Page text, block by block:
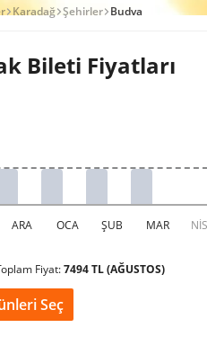
Karadağ Şehirler Budva
Bileti Fiyatları
Fiyat:7494 TL (AĞUSTOS)
Seç